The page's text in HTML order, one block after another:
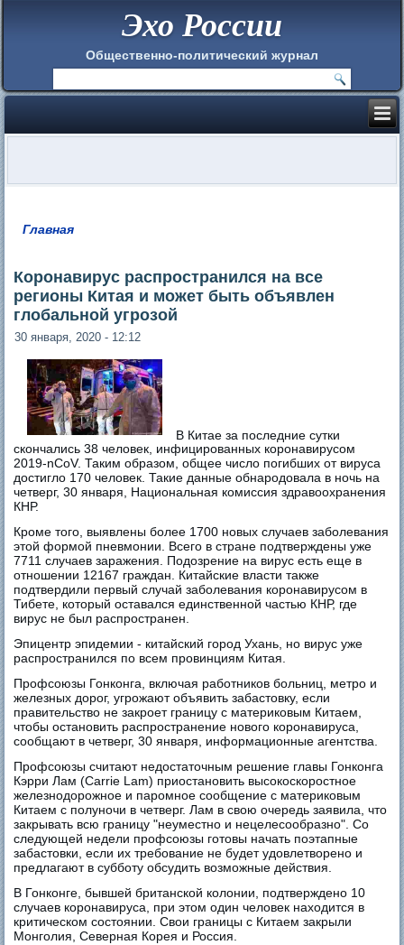
Эхо России
Общественно-политический журнал
Главная
Коронавирус распространился на все
регионы Китая и может быть объявлен
глобальной угрозой
30 января, 2020 - 12:12
В Китае за последние сутки
скончались 38 человек, инфицированных коронавирусом
2019-nCoV. Таким образом, общее число погибших от вируса
достигло 170 человек. Такие данные обнародовала в ночь на
четверг, 30 января, Национальная комиссия здравоохранения
КНР.
Кроме того, выявлены более 1700 новых случаев заболевания
этой формой пневмонии. Всего в стране подтверждены уже
7711 случаев заражения. Подозрение на вирус есть еще в
отношении 12167 граждан. Китайские власти также
подтвердили первый случай заболевания коронавирусом в
Тибете, который оставался единственной частью КНР, где
вирус не был распространен.
Эпицентр эпидемии - китайский город Ухань, но вирус уже
распространился по всем провинциям Китая.
Профсоюзы Гонконга, включая работников больниц, метро и
железных дорог, угрожают объявить забастовку, если
правительство не закроет границу с материковым Китаем,
чтобы остановить распространение нового коронавируса,
сообщают в четверг, 30 января, информационные агентства.
Профсоюзы считают недостаточным решение главы Гонконга
Кэрри Лам (Carrie Lam) приостановить высокоскоростное
железнодорожное и паромное сообщение с материковым
Китаем с полуночи в четверг. Лам в свою очередь заявила, что
закрывать всю границу "неуместно и нецелесообразно". Со
следующей недели профсоюзы готовы начать поэтапные
забастовки, если их требование не будет удовлетворено и
предлагают в субботу обсудить возможные действия.
В Гонконге, бывшей британской колонии, подтверждено 10
случаев коронавируса, при этом один человек находится в
критическом состоянии. Свои границы с Китаем закрыли
Монголия, Северная Корея и Россия.